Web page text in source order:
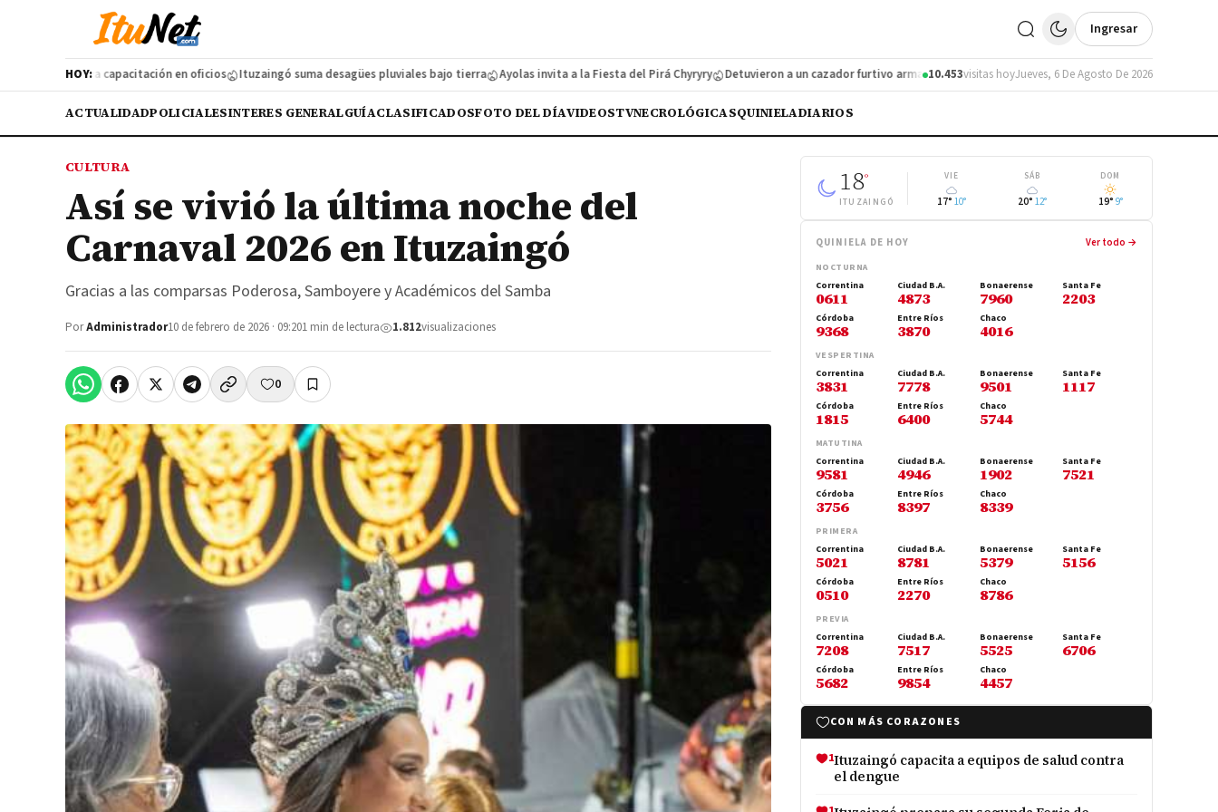
Ingresar
HOY:
una nueva capacitación en oficios Ituzaingó suma desagües pluviales bajo tierra Ayolas invita a la Fiesta del Pirá Chyryry Detuvieron a un cazador furtivo armado en la Ruta 12 Corrientes negocia con Paraguay
10.453visitas hoyJueves, 6 De Agosto De 2026
ACTUALIDADPOLICIALESINTERES GENERALGUÍACLASIFICADOSFOTO DEL DÍAVIDEOSTVNECROLÓGICASQUINIELADIARIOS
CULTURA
Así se vivió la última noche del
Carnaval 2026 en Ituzaingó
Gracias a las comparsas Poderosa, Samboyere y Académicos del Samba
PorAdministrador10 de febrero de 2026 · 09:201 min de lectura 1.812visualizaciones
0
18°
ITUZAINGÓ
VIE
17° 10°
SÁB
20° 12°
DOM
19° 9°
QUINIELA DE HOY Ver todo →
NOCTURNA
Correntina
0611
Ciudad B.A.
4873
Bonaerense
7960
Santa Fe
2203
Córdoba
9368
Entre Ríos
3870
Chaco
4016
VESPERTINA
Correntina
3831
Ciudad B.A.
7778
Bonaerense
9501
Santa Fe
1117
Córdoba
1815
Entre Ríos
6400
Chaco
5744
MATUTINA
Correntina
9581
Ciudad B.A.
4946
Bonaerense
1902
Santa Fe
7521
Córdoba
3756
Entre Ríos
8397
Chaco
8339
PRIMERA
Correntina
5021
Ciudad B.A.
8781
Bonaerense
5379
Santa Fe
5156
Córdoba
0510
Entre Ríos
2270
Chaco
8786
PREVIA
Correntina
7208
Ciudad B.A.
7517
Bonaerense
5525
Santa Fe
6706
Córdoba
5682
Entre Ríos
9854
Chaco
4457
CON MÁS CORAZONES
1Ituzaingó capacita a equipos de salud contra
el dengue